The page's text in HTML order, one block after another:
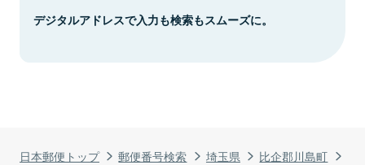
日本郵便トップ 郵便番号検索 埼玉県
比企郡川島町
デジタルアドレスで入力も検索もスムーズに。